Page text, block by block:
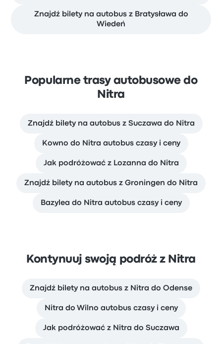
Znajdź bilety na autobus z Bratysława do
Wiedeń
Popularne trasy autobusowe do
Nitra
Znajdź bilety na autobus z Suczawa do Nitra
Kowno do Nitra autobus czasy i ceny
Jak podróżować z Lozanna do Nitra
Znajdź bilety na autobus z Groningen do Nitra
Bazylea do Nitra autobus czasy i ceny
Kontynuuj swoją podróż z Nitra
Znajdź bilety na autobus z Nitra do Odense
Nitra do Wilno autobus czasy i ceny
Jak podróżować z Nitra do Suczawa